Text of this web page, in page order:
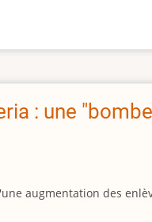
: une
augmentation des